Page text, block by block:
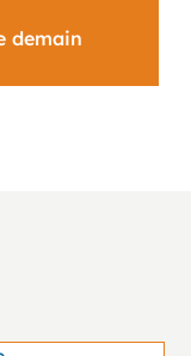
demain